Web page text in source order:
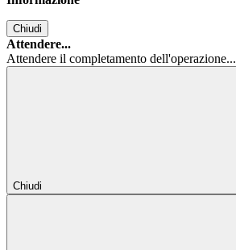
Chiudi
Attendere...
Attendere il completamento dell'operazione...
Chiudi